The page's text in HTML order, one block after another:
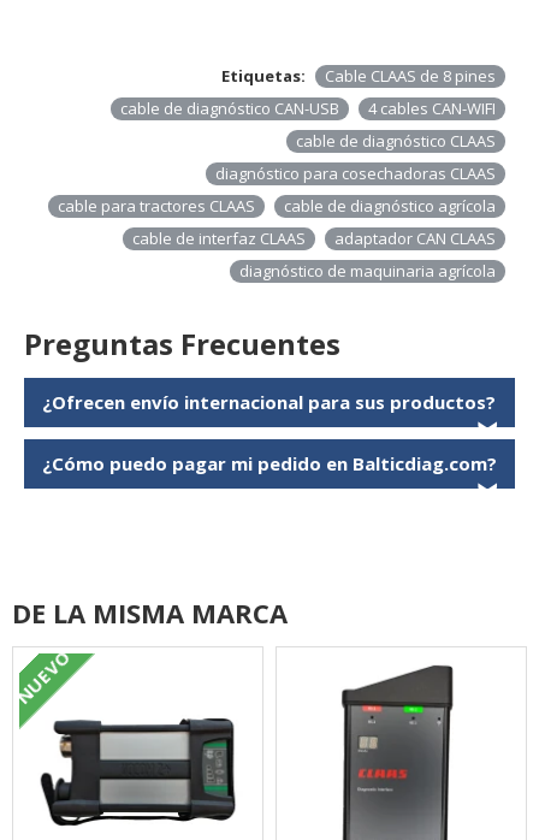
Etiquetas:
Cable CLAAS de 8 pines
cable de diagnóstico CAN-USB
4 cables CAN-WIFI
cable de diagnóstico CLAAS
diagnóstico para cosechadoras CLAAS
cable para tractores CLAAS
cable de diagnóstico agrícola
cable de interfaz CLAAS
adaptador CAN CLAAS
diagnóstico de maquinaria agrícola
Preguntas Frecuentes
¿Ofrecen envío internacional para sus productos?
❯
¿Cómo puedo pagar mi pedido en Balticdiag.com?
❯
DE LA MISMA MARCA
NUEVO